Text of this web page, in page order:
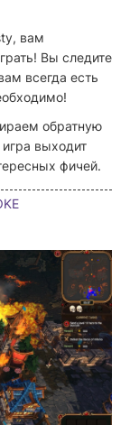
вам
Вы следите
всегда есть
обратную
выходит
фичей.